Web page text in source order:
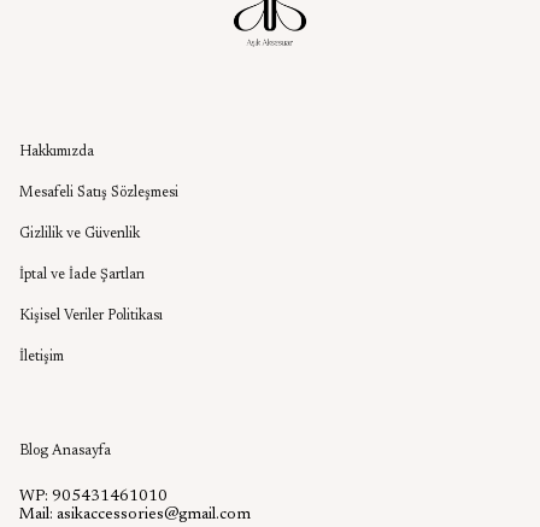
Hakkımızda
Mesafeli Satış Sözleşmesi
Gizlilik ve Güvenlik
İptal ve İade Şartları
Kişisel Veriler Politikası
İletişim
Blog Anasayfa
WP: 905431461010
Mail: asikaccessories@gmail.com